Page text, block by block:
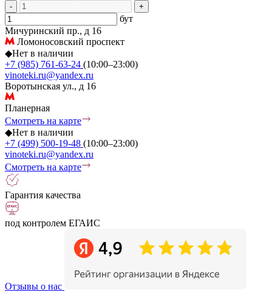
- +
бут
Мичуринский пр., д 16
Ломоносовский проспект
◆Нет в наличии
+7 (985) 761-63-24 (10:00–23:00)
vinoteki.ru@yandex.ru
Воротынская ул., д 16
Планерная
Смотреть на карте
◆Нет в наличии
+7 (499) 500-19-48 (10:00–23:00)
vinoteki.ru@yandex.ru
Смотреть на карте
Гарантия качества
под контролем ЕГАИС
Отзывы о нас